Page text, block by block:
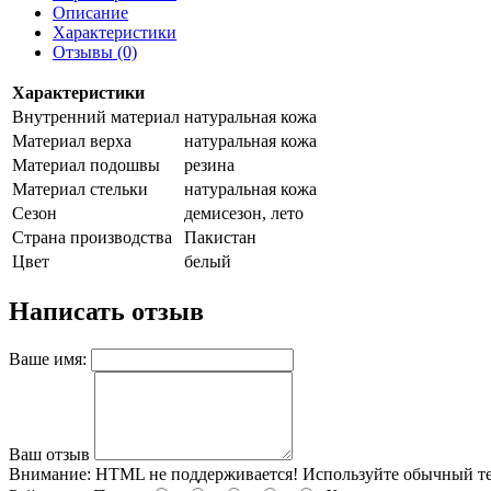
Описание
Характеристики
Отзывы (0)
Характеристики
Внутренний материал натуральная кожа
Материал верха
натуральная кожа
Материал подошвы
резина
Материал стельки
натуральная кожа
Сезон
демисезон, лето
Страна производства
Пакистан
Цвет
белый
Написать отзыв
Ваше имя:
Ваш отзыв
Внимание: HTML не поддерживается! Используйте обычный